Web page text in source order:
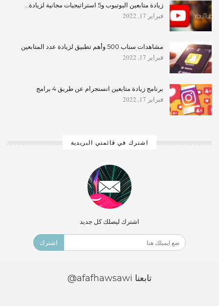
زيادة متابعين اليوتيوب و5 استراتيجيات مجانية لزيادة…
فبراير 17, 2022
مشاهدات سناب 500 وأهم تطبيق لزيادة عدد المتابعين
فبراير 17, 2022
برنامج زيادة متابعين انستجرام عن طريق 4 برامج
فبراير 17, 2022
اشترك في قائمتي البريدية
اشترك ليصلك كل جديد
اشترك
تابعنا @afafhawsawi